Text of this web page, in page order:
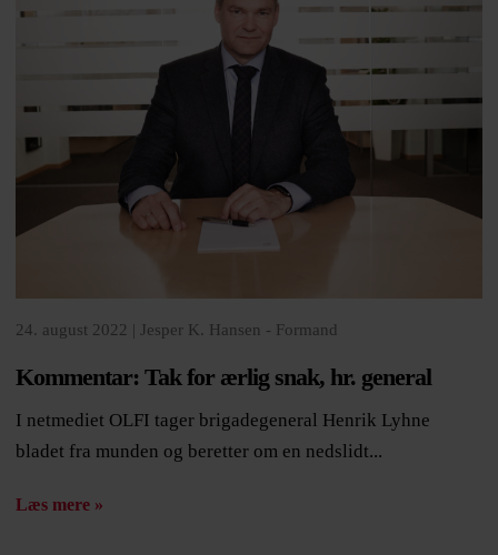
24. august 2022 | Jesper K. Hansen - Formand
Kommentar: Tak for ærlig snak, hr. general
I netmediet OLFI tager brigadegeneral Henrik Lyhne
bladet fra munden og beretter om en nedslidt...
Læs mere »